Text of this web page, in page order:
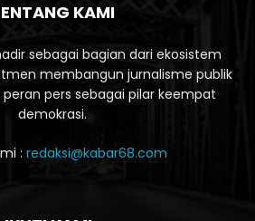
KAMI
sebagai bagian dari ekosistem
membangun jurnalisme publik
pers sebagai pilar keempat
demokrasi.
: redaksi@kabar68.com